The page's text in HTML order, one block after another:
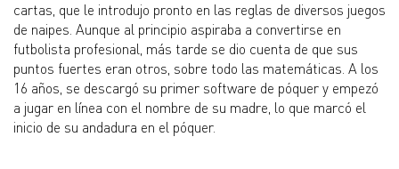
cartas, que le introdujo pronto en las reglas de diversos juegos
de naipes. Aunque al principio aspiraba a convertirse en
futbolista profesional, más tarde se dio cuenta de que sus
puntos fuertes eran otros, sobre todo las matemáticas. A los
16 años, se descargó su primer software de póquer y empezó
a jugar en línea con el nombre de su madre, lo que marcó el
inicio de su andadura en el póquer.